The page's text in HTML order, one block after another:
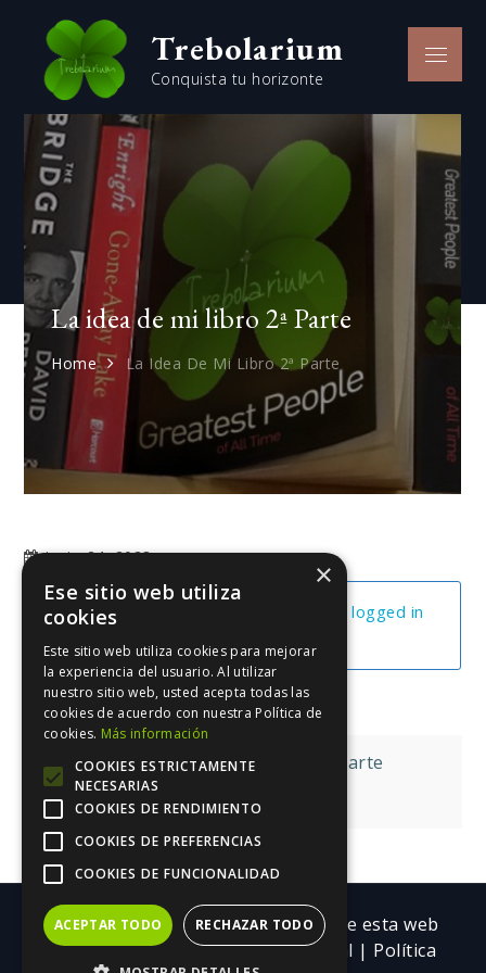
content
Trebolarium
Conquista tu horizonte
Menu
La idea de mi libro 2ª Parte
Home La Idea De Mi Libro 2ª Parte
junio 24, 2023
You cannot view this unit as you're not logged in
Navegación
de
entradas
La Idea De Mi Libro 1ª Parte
Estructura Tu Libro
Copyright ©| Todos los contenidos de esta web
pertenecen a Trebolarium.Aviso legal | Política
×
Ese sitio web utiliza
cookies
Este sitio web utiliza cookies para mejorar
la experiencia del usuario. Al utilizar
nuestro sitio web, usted acepta todas las
cookies de acuerdo con nuestra Política de
cookies. Más información
COOKIES ESTRICTAMENTE
NECESARIAS
COOKIES DE RENDIMIENTO
COOKIES DE PREFERENCIAS
COOKIES DE FUNCIONALIDAD
ACEPTAR TODO RECHAZAR TODO